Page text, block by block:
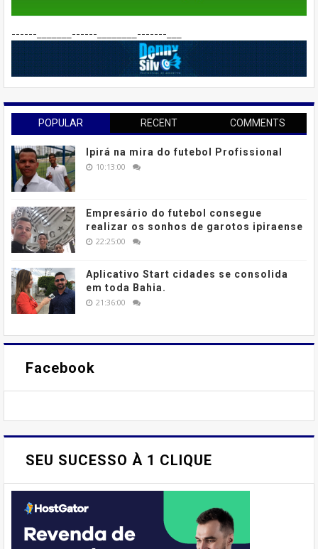
------_______------________-------___
POPULAR RECENT COMMENTS
Ipirá na mira do futebol Profissional
10:13:00
Empresário do futebol consegue
realizar os sonhos de garotos ipiraense
22:25:00
Aplicativo Start cidades se consolida
em toda Bahia.
21:36:00
Facebook
SEU SUCESSO À 1 CLIQUE